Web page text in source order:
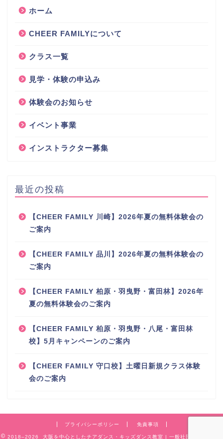
ホーム
CHEER FAMILYについて
クラス一覧
見学・体験の申込み
体験会のお知らせ
イベント事業
インストラクター募集
最近の投稿
【CHEER FAMILY 川崎】2026年夏の無料体験会の
ご案内
【CHEER FAMILY 品川】2026年夏の無料体験会の
ご案内
【CHEER FAMILY 柏原・羽曳野・富田林】2026年
夏の無料体験会のご案内
【CHEER FAMILY 柏原・羽曳野・八尾・富田林
校】5月キャンペーンのご案内
【CHEER FAMILY 守口校】土曜日新規クラス体験
会のご案内
プライバシーポリシー 免責事項
2018–2026 大阪を中心としたチアダンス・キッズダンス教室 | 一般社団法人CHEER